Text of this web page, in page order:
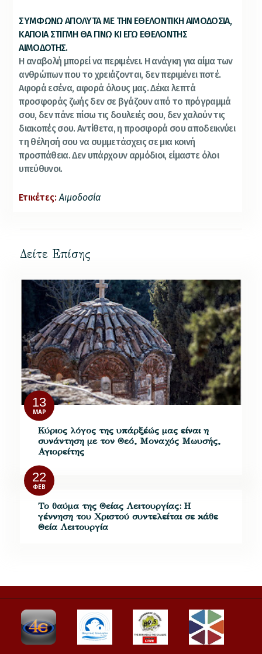
ΣΥΜΦΩΝΩ ΑΠΟΛΥΤΑ ΜΕ ΤΗΝ ΕΘΕΛΟΝΤΙΚΗ ΑΙΜΟΔΟΣΙΑ,
ΚΑΠΟΙΑ ΣΤΙΓΜΗ ΘΑ ΓΙΝΩ ΚΙ ΕΓΩ ΕΘΕΛΟΝΤΗΣ
ΑΙΜΟΔΟΤΗΣ.
Η αναβολή μπορεί να περιμένει. Η ανάγκη για αίμα των
ανθρώπων που το χρειάζονται, δεν περιμένει ποτέ.
Αφορά εσένα, αφορά όλους μας. Δέκα λεπτά
προσφοράς ζωής δεν σε βγάζουν από το πρόγραμμά
σου, δεν πάνε πίσω τις δουλειές σου, δεν χαλούν τις
διακοπές σου. Αντίθετα, η προσφορά σου αποδεικνύει
τη θέλησή σου να συμμετάσχεις σε μια κοινή
προσπάθεια. Δεν υπάρχουν αρμόδιοι, είμαστε όλοι
υπεύθυνοι.
Ετικέτες: Αιμοδοσία
Δείτε Επίσης
13
ΜΑΡ
Κύριος λόγος της υπάρξέώς μας είναι η
συνάντηση με τον Θεό, Μοναχός Μωυσής,
Αγιορείτης
22
ΦΕΒ
Το θαύμα της Θείας Λειτουργίας: Η
γέννηση του Χριστού συντελείται σε κάθε
Θεία Λειτουργία